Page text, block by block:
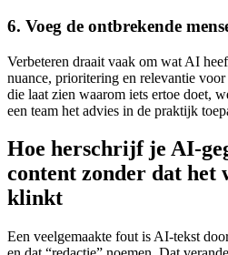
6. Voeg de ontbrekende
Verbeteren draait vaak om wat AI
nuance, prioritering en relevantie
die laat zien waarom iets ertoe doet,
een team het advies in de praktijk
Hoe herschrijf je AI-
content zonder dat het
klinkt
Een veelgemaakte fout is AI-tekst